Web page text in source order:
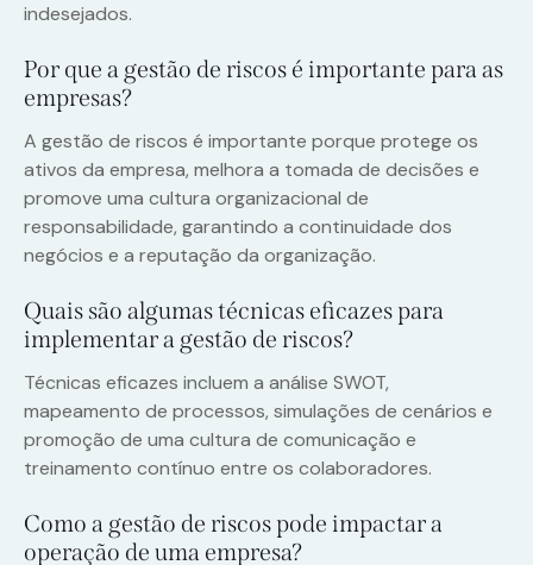
indesejados.
Por que a gestão de riscos é importante para as
empresas?
A gestão de riscos é importante porque protege os
ativos da empresa, melhora a tomada de decisões e
promove uma cultura organizacional de
responsabilidade, garantindo a continuidade dos
negócios e a reputação da organização.
Quais são algumas técnicas eficazes para
implementar a gestão de riscos?
Técnicas eficazes incluem a análise SWOT,
mapeamento de processos, simulações de cenários e
promoção de uma cultura de comunicação e
treinamento contínuo entre os colaboradores.
Como a gestão de riscos pode impactar a
operação de uma empresa?